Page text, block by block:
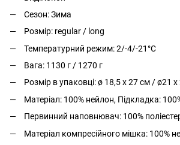
Сезон: Зима
Розмір: regular / long
Температурний режим: 2/-4/-21°C
Вага: 1130 г / 1270 г
Розмір в упаковці: ø 18,5 x 27 см / ø21
Матеріал: 100% нейлон, Підкладка:
Первинний наповнювач: 100%
Матеріал компресійного мішка: 100%